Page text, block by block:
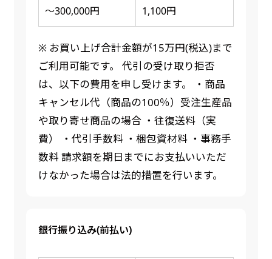
～300,000円 1,100円
※ お買い上げ合計金額が15万円(税込)まで
ご利用可能です。 代引の受け取り拒否
は、以下の費用を申し受けます。 ・商品
キャンセル代（商品の100％）受注生産品
や取り寄せ商品の場合 ・往復送料（実
費） ・代引手数料 ・梱包資材料 ・事務手
数料 請求額を期日までにお支払いいただ
けなかった場合は法的措置を行います。
銀行振り込み(前払い)